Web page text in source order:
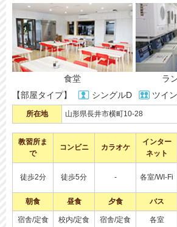
食堂
ラ
【部屋タイプ】
シングルD ツイ
所在地 山形県長井市横町10-28
教習所ま
で
コンビニ カラオケ
インター
ネット
徒歩2分 徒歩5分 - 各室/WI-Fi
朝食 昼食 夕食 バス
宿舎/定食 校内/定食 宿舎/定食 各室